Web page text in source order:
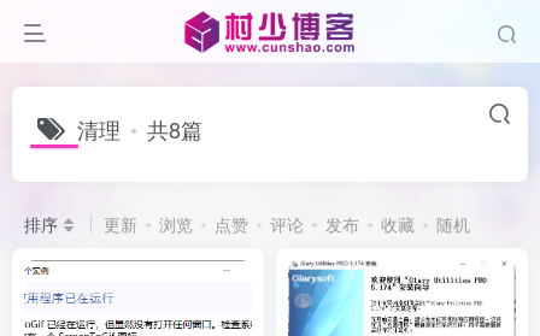
清理 共8篇
排序 更新 浏览 点赞 评论 发布 收藏 随机